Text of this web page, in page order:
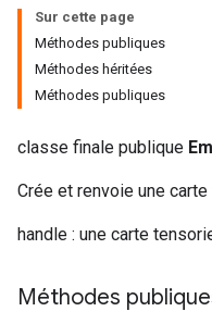
Sur cette page
Méthodes publiques
Méthodes héritées
Méthodes publiques
classe finale publique
Crée et renvoie une
handle : une carte
Méthodes